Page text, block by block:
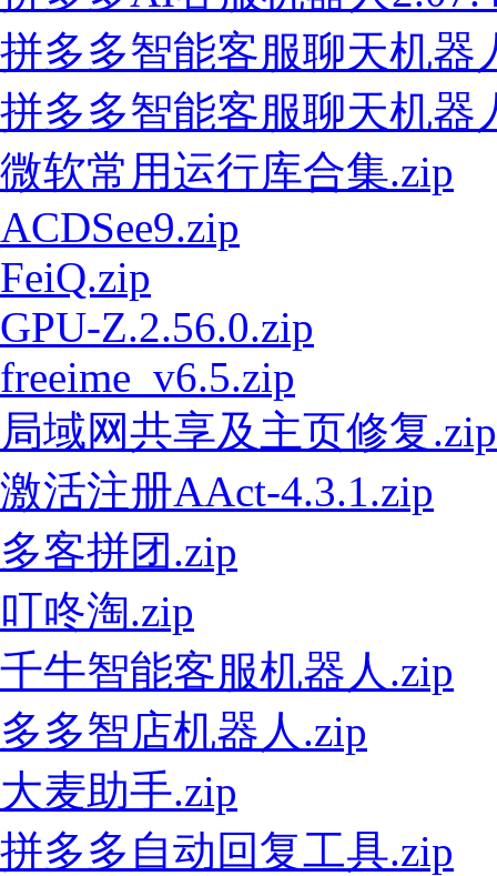
拼多多智能客服聊天机器
拼多多智能客服聊天机器
微软常用运行库合集.zip
ACDSee9.zip
FeiQ.zip
GPU-Z.2.56.0.zip
freeime_v6.5.zip
局域网共享及主页修复.zip
激活注册AAct-4.3.1.zip
多客拼团.zip
叮咚淘.zip
千牛智能客服机器人.zip
多多智店机器人.zip
大麦助手.zip
拼多多自动回复工具.zip